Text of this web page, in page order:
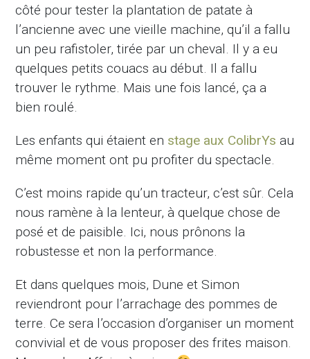
côté pour tester la plantation de patate à
l’ancienne avec une vieille machine, qu’il a fallu
un peu rafistoler, tirée par un cheval. Il y a eu
quelques petits couacs au début. Il a fallu
trouver le rythme. Mais une fois lancé, ça a
bien roulé.
Les enfants qui étaient en stage aux ColibrYs au
même moment ont pu profiter du spectacle.
C’est moins rapide qu’un tracteur, c’est sûr. Cela
nous ramène à la lenteur, à quelque chose de
posé et de paisible. Ici, nous prônons la
robustesse et non la performance.
Et dans quelques mois, Dune et Simon
reviendront pour l’arrachage des pommes de
terre. Ce sera l’occasion d’organiser un moment
convivial et de vous proposer des frites maison.